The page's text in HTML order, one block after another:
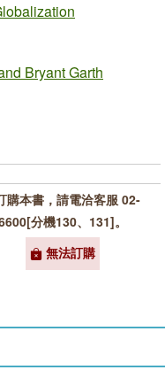
Bryant Garth
購本書，請電洽客服 02-
分機130、131]。
無法訂購